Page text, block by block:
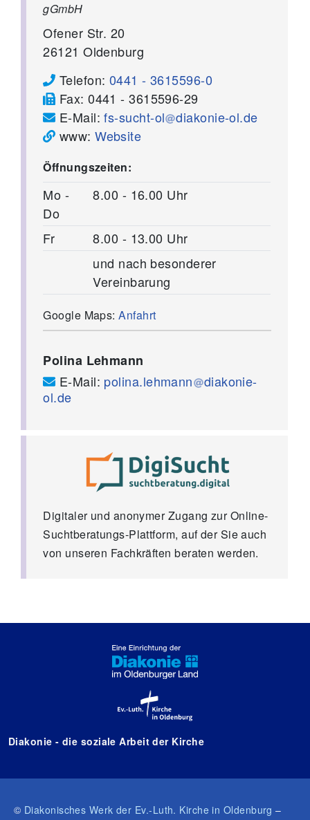
gGmbH
Ofener Str. 20
26121 Oldenburg
Telefon: 0441 - 3615596-0
Fax:0441 - 3615596-29
E-Mail:fs-sucht-ol
diakonie-ol.de
www:Website
Öffnungszeiten:
Mo -
Do
8.00 - 16.00 Uhr
Fr
8.00 - 13.00 Uhr
und nach besonderer
Vereinbarung
Google Maps:Anfahrt
Polina Lehmann
E-Mail: polina.lehmann
diakonie-
ol.de
Digitaler und anonymer Zugang zur Online-
Suchtberatungs-Plattform, auf der Sie auch
von unseren Fachkräften beraten werden.
Diakonie - die soziale Arbeit der Kirche
© Diakonisches Werk der Ev.-Luth. Kirche in Oldenburg –